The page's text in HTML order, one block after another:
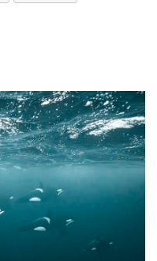
snakket
2019
av norsk og
i 2018 fra
).
språket for barn
og i spill,
skrev